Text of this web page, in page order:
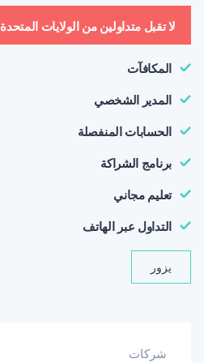
لا تقبل متداولين من الولايات المتحدة
المكافآت
المدير الشخصي
الحسابات المنفصلة
برنامج الشراكة
تعليم مجاني
التداول عبر الهاتف
يزور
شركات